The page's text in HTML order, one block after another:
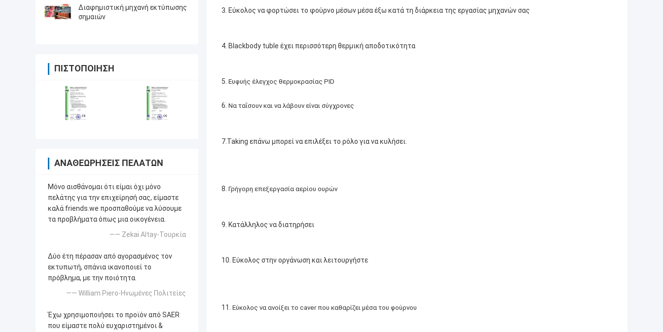
Διαφημιστική μηχανή εκτύπωσης
σημαιών
ΠΙΣΤΟΠΟΊΗΣΗ
ΑΝΑΘΕΩΡΉΣΕΙΣ ΠΕΛΑΤΏΝ
Μόνο αισθάνομαι ότι είμαι όχι μόνο
πελάτης για την επιχείρησή σας, είμαστε
καλά friends.we προσπαθούμε να λύσουμε
τα προβλήματα όπως μια οικογένεια.
—— Zekai Altay-Τουρκία
Δύο έτη πέρασαν από αγορασμένος τον
εκτυπωτή, σπάνια ικανοποιεί το
πρόβλημα, με την ποιότητα.
—— William Piero-Ηνωμένες Πολιτείες
Έχω χρησιμοποιήσει το προϊόν από SAER
που είμαστε πολύ ευχαριστημένοι &
3. Εύκολος να φορτώσει το φούρνο μέσων μέσα έξω κατά τη διάρκεια της εργασίας μηχανών σας
4. Blackbody tuble έχει περισσότερη θερμική αποδοτικότητα
5. Ευφυής έλεγχος θερμοκρασίας PID
6. Να ταΐσουν και να λάβουν είναι σύγχρονες
7.Taking επάνω μπορεί να επιλέξει το ρόλο για να κυλήσει.
8. Γρήγορη επεξεργασία αερίου ουρών
9. Κατάλληλος να διατηρήσει
10. Εύκολος στην οργάνωση και λειτουργήστε
11. Εύκολος να ανοίξει το caver που καθαρίζει μέσα του φούρνου